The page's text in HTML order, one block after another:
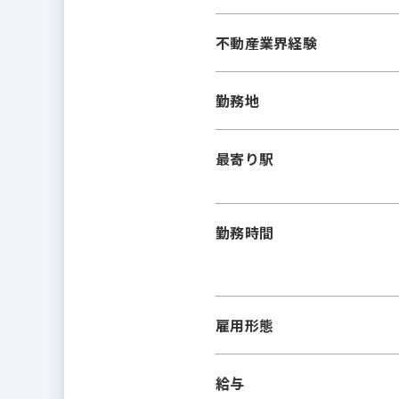
不動産業界経験
勤務地
最寄り駅
勤務時間
雇用形態
給与